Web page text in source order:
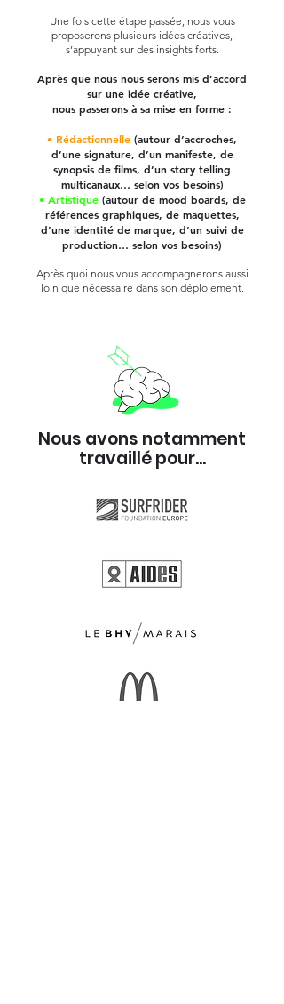
Une fois cette étape passée, nous vous
proposerons plusieurs idées créatives,
s’appuyant sur des insights forts.
Après que nous nous serons mis d’accord
sur une idée créative,
nous passerons à sa mise en forme :
• Rédactionnelle (autour d’accroches,
d’une signature, d’un manifeste, de
synopsis de films, d’un story telling
multicanaux… selon vos besoins)
• Artistique(autour de mood boards, de
références graphiques, de maquettes,
d’une identité de marque, d’un suivi de
production… selon vos besoins)
Après quoi nous vous accompagnerons aussi
loin que nécessaire dans son déploiement.
Nous avons notamment
travaillé pour...